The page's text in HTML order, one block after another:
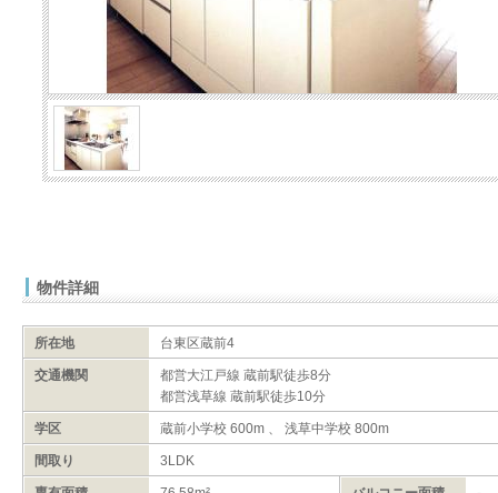
物件詳細
所在地 台東区蔵前4
交通機関
都営大江戸線 蔵前駅徒歩8分
都営浅草線 蔵前駅徒歩10分
学区 蔵前小学校 600m 、 浅草中学校 800m
間取り 3LDK